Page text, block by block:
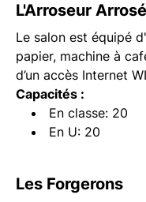
L'Arroseur Arrosé
Le salon est équipé
papier, machine à
d’un accès Internet
Capacités :
En classe: 20
En U: 20
Les Forgerons